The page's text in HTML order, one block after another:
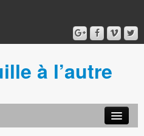
à l’autre